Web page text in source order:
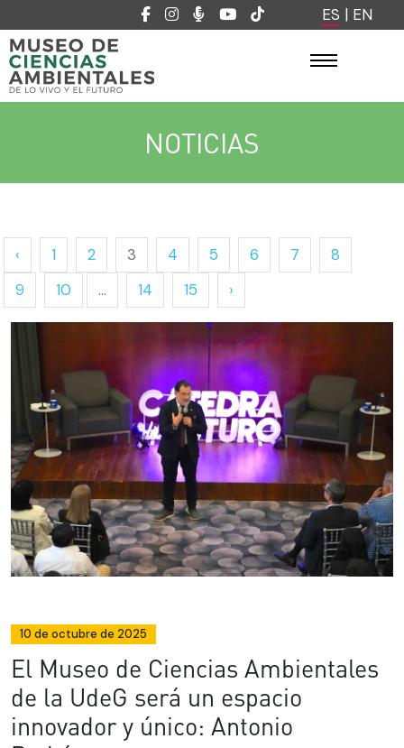
ES | EN
NOTICIAS
‹ 1 2 3 4 5 6 7
8
9
10 ... 14 15 ›
10 de octubre de 2025
El Museo de Ciencias Ambientales
de la UdeG será un espacio
innovador y único: Antonio